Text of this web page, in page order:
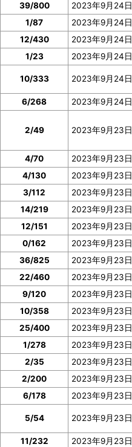
39/800
2023年9月24日
1/87
2023年9月24日
12/430
2023年9月24日
1/23
2023年9月24日
10/333 2023年9月24日
6/268
2023年9月24日
2/49 2023年9月23日
4/70
2023年9月23日
4/130
2023年9月23日
3/112
2023年9月23日
14/219
2023年9月23日
12/151
2023年9月23日
0/162
2023年9月23日
36/825
2023年9月23日
22/460
2023年9月23日
9/120
2023年9月23日
10/358
2023年9月23日
25/400
2023年9月23日
1/278
2023年9月23日
2/35
2023年9月23日
2/200
2023年9月23日
6/178
2023年9月23日
5/54 2023年9月23日
11/232
2023年9月23日